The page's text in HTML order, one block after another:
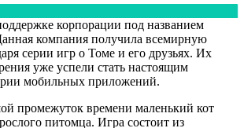
корпорации под названием
компания получила всемирную
серии игр о Томе и его друзьях. Их
уже успели стать настоящим
мобильных приложений.
промежуток времени маленький кот
питомца. Игра состоит из